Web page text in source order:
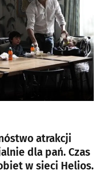
atrakcji
dla pań. Czas
w sieci Helios.